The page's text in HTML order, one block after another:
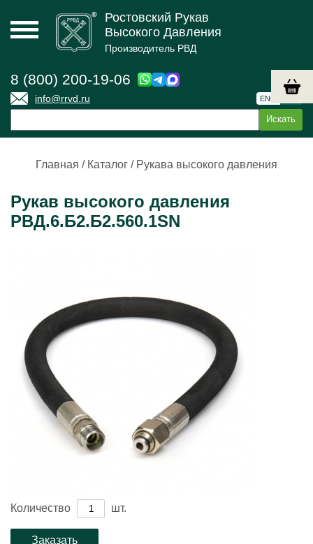
Ростовский Рукав
Высокого Давления
Производитель РВД
8 (800) 200-19-06
info@rrvd.ru ENG
Главная / Каталог / Рукава высокого давления
Рукав высокого давления
РВД.6.Б2.Б2.560.1SN
Количество шт.